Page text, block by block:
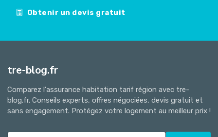
Obtenir un devis gratuit
tre-blog.fr
Comparez l'assurance habitation tarif région avec tre-
blog.fr. Conseils experts, offres négociées, devis gratuit et
sans engagement. Protégez votre logement au meilleur prix !